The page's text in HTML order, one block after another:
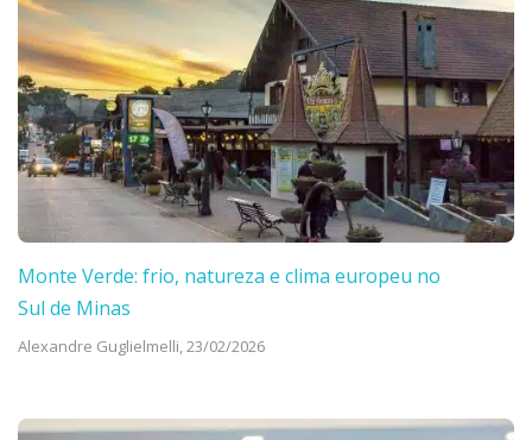
Monte Verde: frio, natureza e clima europeu no
Sul de Minas
Alexandre Guglielmelli, 23/02/2026